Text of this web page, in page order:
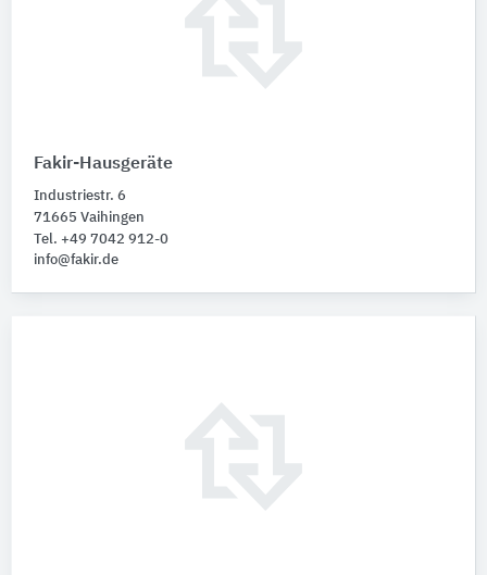
Fakir-Hausgeräte
Industriestr. 6
71665 Vaihingen
Tel. +49 7042 912-0
info@fakir.de